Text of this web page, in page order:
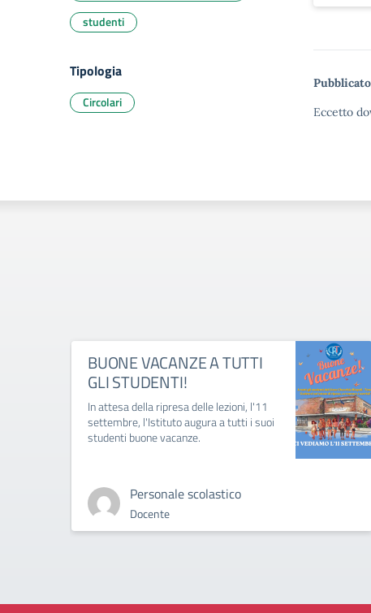
Eccetto
studenti
Tipologia
Circolari
BUONE VACANZE A TUTTI
GLI STUDENTI!
In attesa della ripresa delle lezioni, l'11
settembre, l'Istituto augura a tutti i suoi
studenti buone vacanze.
Personale scolastico
Docente